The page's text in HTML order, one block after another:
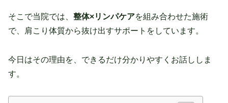
そこで当院では、 整体×リンパケアを組み合わせた施術
で、肩こり体質から抜け出すサポートをしています。
今日はその理由を、できるだけ分かりやすくお話ししま
す。